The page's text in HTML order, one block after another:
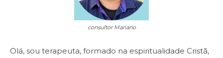
consultor Mariano
Olá, sou terapeuta, formado na espiritualidade Cristã,